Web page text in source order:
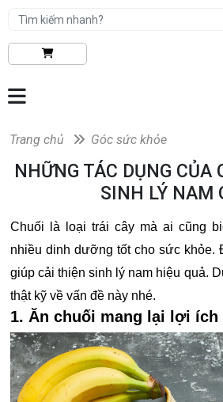
Trang chủ Góc sức khỏe
NHỮNG TÁC DỤNG CỦA
SINH LÝ NAM
Chuối là loại trái cây mà ai cũng
nhiều dinh dưỡng tốt cho sức khỏe.
giúp cải thiện sinh lý nam hiệu quả.
thật kỹ về vấn đề này nhé.
1. Ăn chuối mang lại lợi ích